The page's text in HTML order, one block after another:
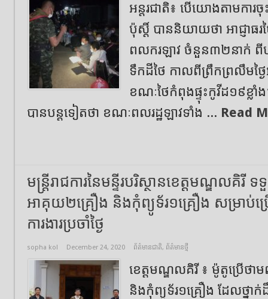
អន្តរជាតិ៖ បើយោងតាមកា
ប៉ុស្តិ៍ បាននិយាយថា អាជ្ញាធ
ពលករឡាវ ចំនួន៣២នាក់ ពី
ទឹកដីថៃ កាលពីព្រឹកព្រលឹមថ្ងៃអ
ខណៈថៃកំពុងផ្ទុះកូវីដ១៩ខ្ល
បានបន្តទៀតថា ខណៈពលរដ្ឋឡាវទាំង ... Read
មន្រ្តីរាជការនៃមន្ទីរបរិស្ថានខេត្តមណ្ឌលគិរី
អាគុយ២គ្រឿង និងកុំព្យូទ័រ១គ្រឿង សម្រាប់ប្
ការងារប្រចាំថ្ងៃ
sopha kol December 24, 2020 ព័ត៌មានជាតិ, ព័ត៌មានថ្មី
ខេត្តមណ្ឌលគិរី ៖ ម៉ូតូប្រើ
និងកុំព្យូទ័រ១គ្រឿង ដែលថ្នា